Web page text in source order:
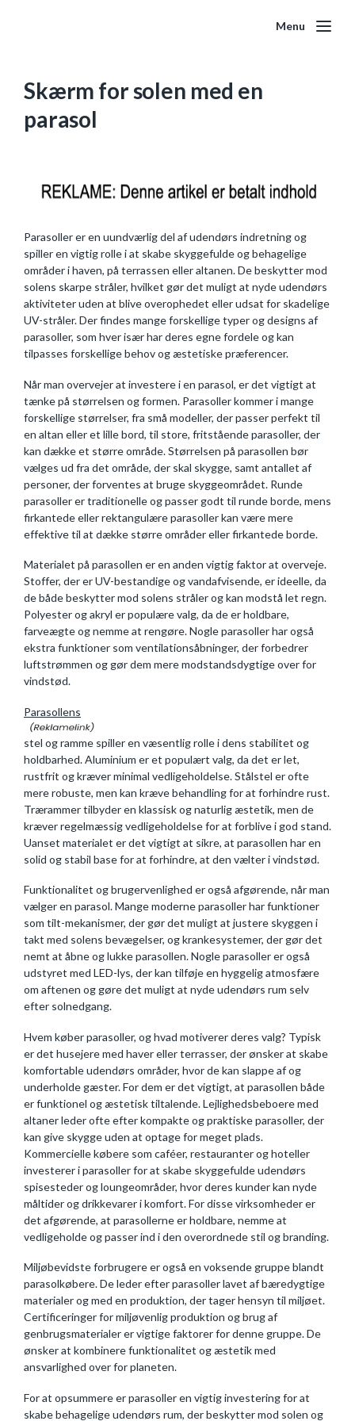
Menu
Skærm for solen med en
parasol
Parasoller er en uundværlig del af udendørs indretning og
spiller en vigtig rolle i at skabe skyggefulde og behagelige
områder i haven, på terrassen eller altanen. De beskytter mod
solens skarpe stråler, hvilket gør det muligt at nyde udendørs
aktiviteter uden at blive overophedet eller udsat for skadelige
UV-stråler. Der findes mange forskellige typer og designs af
parasoller, som hver især har deres egne fordele og kan
tilpasses forskellige behov og æstetiske præferencer.
Når man overvejer at investere i en parasol, er det vigtigt at
tænke på størrelsen og formen. Parasoller kommer i mange
forskellige størrelser, fra små modeller, der passer perfekt til
en altan eller et lille bord, til store, fritstående parasoller, der
kan dække et større område. Størrelsen på parasollen bør
vælges ud fra det område, der skal skygge, samt antallet af
personer, der forventes at bruge skyggeområdet. Runde
parasoller er traditionelle og passer godt til runde borde, mens
firkantede eller rektangulære parasoller kan være mere
effektive til at dække større områder eller firkantede borde.
Materialet på parasollen er en anden vigtig faktor at overveje.
Stoffer, der er UV-bestandige og vandafvisende, er ideelle, da
de både beskytter mod solens stråler og kan modstå let regn.
Polyester og akryl er populære valg, da de er holdbare,
farveægte og nemme at rengøre. Nogle parasoller har også
ekstra funktioner som ventilationsåbninger, der forbedrer
luftstrømmen og gør dem mere modstandsdygtige over for
vindstød.
Parasollens
stel og ramme spiller en væsentlig rolle i dens stabilitet og
holdbarhed. Aluminium er et populært valg, da det er let,
rustfrit og kræver minimal vedligeholdelse. Stålstel er ofte
mere robuste, men kan kræve behandling for at forhindre rust.
Trærammer tilbyder en klassisk og naturlig æstetik, men de
kræver regelmæssig vedligeholdelse for at forblive i god stand.
Uanset materialet er det vigtigt at sikre, at parasollen har en
solid og stabil base for at forhindre, at den vælter i vindstød.
Funktionalitet og brugervenlighed er også afgørende, når man
vælger en parasol. Mange moderne parasoller har funktioner
som tilt-mekanismer, der gør det muligt at justere skyggen i
takt med solens bevægelser, og krankesystemer, der gør det
nemt at åbne og lukke parasollen. Nogle parasoller er også
udstyret med LED-lys, der kan tilføje en hyggelig atmosfære
om aftenen og gøre det muligt at nyde udendørs rum selv
efter solnedgang.
Hvem køber parasoller, og hvad motiverer deres valg? Typisk
er det husejere med haver eller terrasser, der ønsker at skabe
komfortable udendørs områder, hvor de kan slappe af og
underholde gæster. For dem er det vigtigt, at parasollen både
er funktionel og æstetisk tiltalende. Lejlighedsbeboere med
altaner leder ofte efter kompakte og praktiske parasoller, der
kan give skygge uden at optage for meget plads.
Kommercielle købere som caféer, restauranter og hoteller
investerer i parasoller for at skabe skyggefulde udendørs
spisesteder og loungeområder, hvor deres kunder kan nyde
måltider og drikkevarer i komfort. For disse virksomheder er
det afgørende, at parasollerne er holdbare, nemme at
vedligeholde og passer ind i den overordnede stil og branding.
Miljøbevidste forbrugere er også en voksende gruppe blandt
parasolkøbere. De leder efter parasoller lavet af bæredygtige
materialer og med en produktion, der tager hensyn til miljøet.
Certificeringer for miljøvenlig produktion og brug af
genbrugsmaterialer er vigtige faktorer for denne gruppe. De
ønsker at kombinere funktionalitet og æstetik med
ansvarlighed over for planeten.
For at opsummere er parasoller en vigtig investering for at
skabe behagelige udendørs rum, der beskytter mod solen og